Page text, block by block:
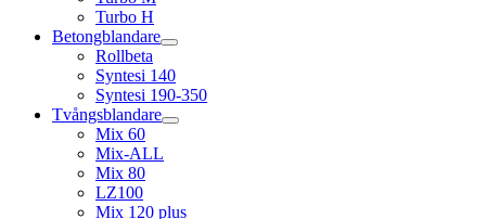
Turbo H
Betongblandare
Rollbeta
Syntesi 140
Syntesi 190-350
Tvångsblandare
Mix 60
Mix-ALL
Mix 80
LZ100
Mix 120 plus